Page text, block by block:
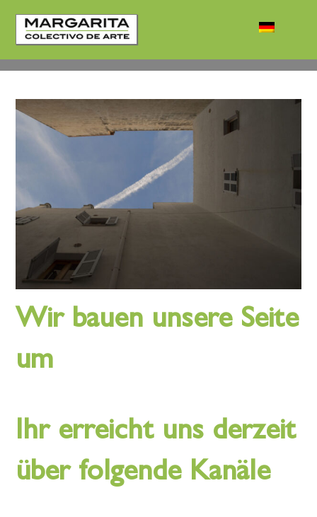
Wir bauen unsere Seite
um
Ihr erreicht uns derzeit
über folgende Kanäle